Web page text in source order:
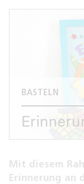
BASTELN
Mit diesem
Erinnerung an